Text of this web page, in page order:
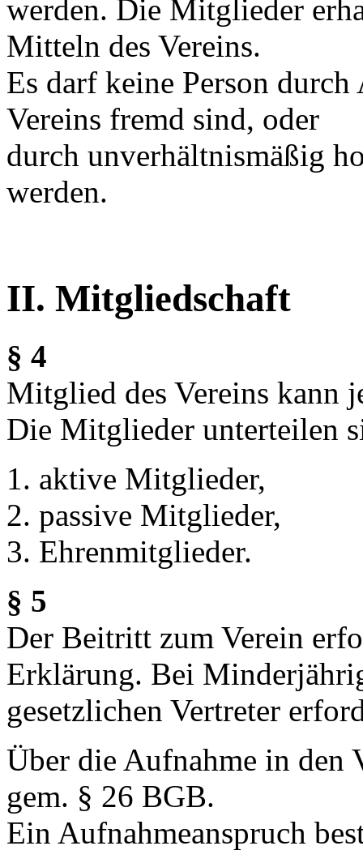
werden. Die Mitglieder
Mitteln des Vereins.
Es darf keine Person
Vereins fremd sind, oder
durch unverhältnismäßig
werden.
II. Mitgliedschaft
§ 4
Mitglied des Vereins kann
Die Mitglieder unterteilen
aktive Mitglieder,
passive Mitglieder,
Ehrenmitglieder.
§ 5
Der Beitritt zum Verein
Erklärung. Bei
gesetzlichen Vertreter
Über die Aufnahme in den
gem. § 26 BGB.
Ein Aufnahmeanspruch